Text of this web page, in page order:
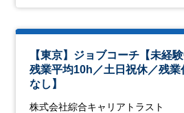
【東京】ジョブコーチ【未経
残業平均10h／土日祝休／残
なし】
株式会社綜合キャリアトラスト